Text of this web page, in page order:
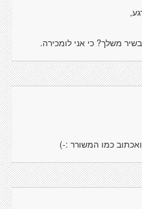
משלך? כי אני לומכירה.
ואכתוב כמו המשורר :-)